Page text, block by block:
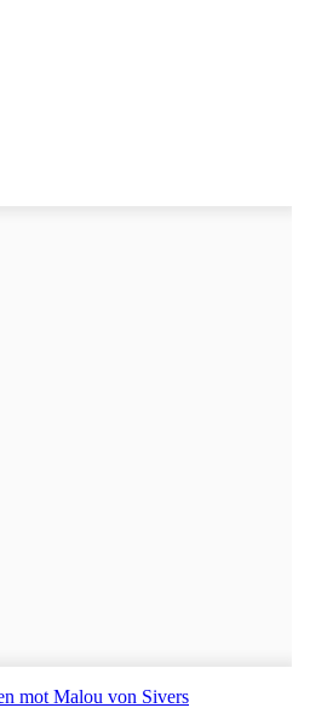
mot Malou von Sivers